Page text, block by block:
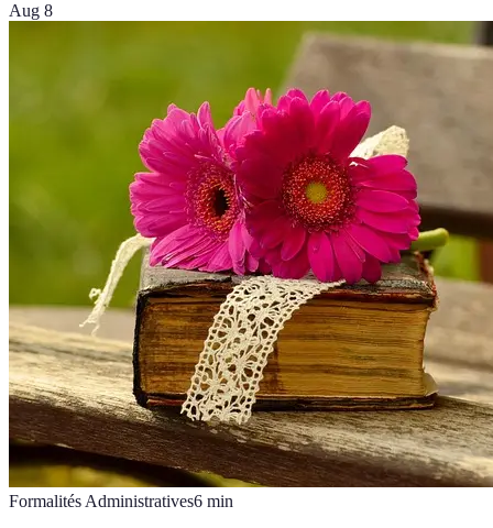
Aug 8
Formalités Administratives6 min